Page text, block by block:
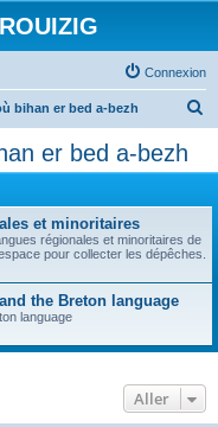
Connexion
bihan er bed a-bezh
er bed a-bezh
et minoritaires
régionales et minoritaires de
pour collecter les dépêches.
the Breton language
language
Aller